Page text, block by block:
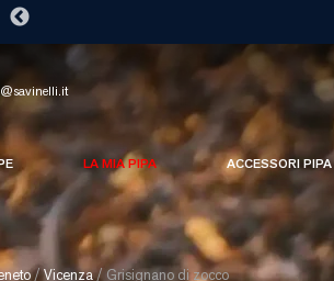
LA MIA PIPA ACCESSORI PIPA
/Vicenza/Grisignano di zocco